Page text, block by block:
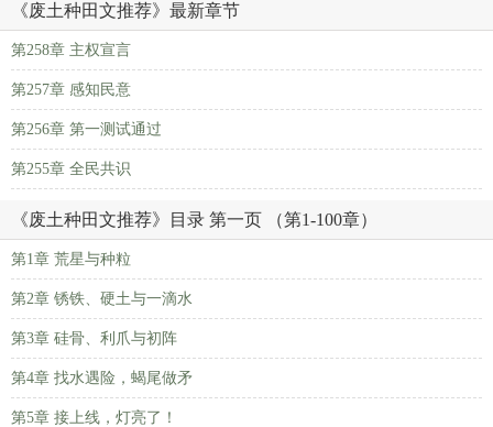
《废土种田文推荐》最新章节
第258章 主权宣言
第257章 感知民意
第256章 第一测试通过
第255章 全民共识
《废土种田文推荐》目录 第一页 （第1-100章）
第1章 荒星与种粒
第2章 锈铁、硬土与一滴水
第3章 硅骨、利爪与初阵
第4章 找水遇险，蝎尾做矛
第5章 接上线，灯亮了！